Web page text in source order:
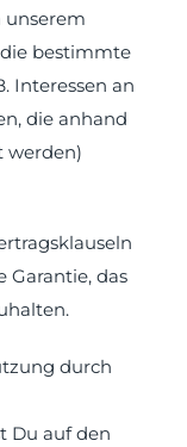
unserem
bestimmte
Interessen an
die anhand
werden)
das
durch
Du auf den